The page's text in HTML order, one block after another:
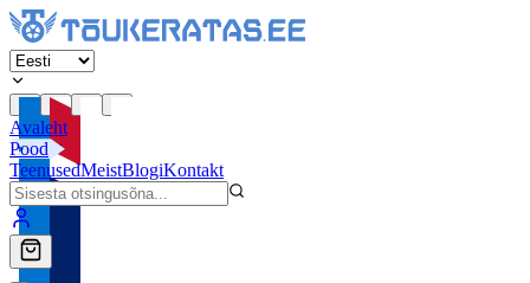
Avaleht
Pood
TeenusedMeistBlogiKontakt